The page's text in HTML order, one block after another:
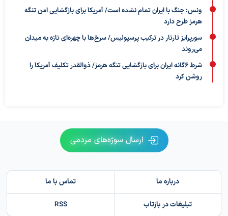
ونس: جنگ با ایران تمام نشده است/ آمریکا برای بازگشایی امن تنگه
هرمز طرح دارد
سورپرایز تارتار در ترکیب پرسپولیس/ سرخ‌ها با چهره‌ای تازه به میدان
می‌روند
شرط ۶گانه ایران برای بازگشایی تنگه هرمز/ ذوالقدر تکلیف آمریکا را
روشن کرد
ارسال سوژه‌های مردمی
درباره ما تماس با ما
تبلیغات در بازتاب RSS